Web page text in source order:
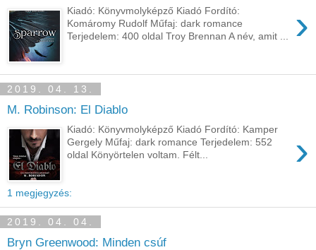
›
Kiadó: Könyvmolyképző Kiadó Fordító:
Komáromy Rudolf Műfaj: dark romance
Terjedelem: 400 oldal Troy ​Brennan A név, amit ...
2019. 04. 13.
M. Robinson: El Diablo
›
Kiadó: Könyvmolyképző Kiadó Fordító: Kamper
Gergely Műfaj: dark romance Terjedelem: 552
oldal Könyörtelen voltam. Félt...
1 megjegyzés:
2019. 04. 04.
Bryn Greenwood: Minden csúf